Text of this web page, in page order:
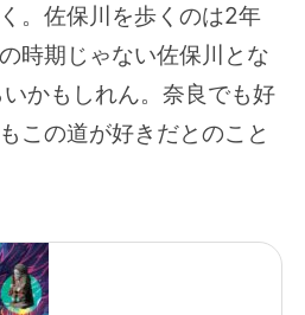
。佐保川を歩くのは2年
時期じゃない佐保川とな
かもしれん。奈良でも好
この道が好きだとのこと